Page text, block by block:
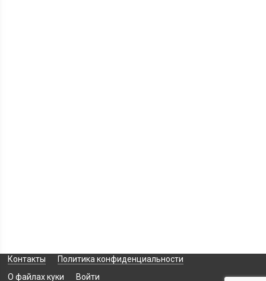
Контакты
Политика конфиденциальности
О файлах куки
Войти